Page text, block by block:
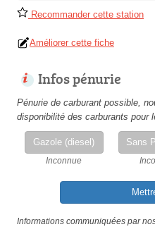
Recommander cette station
Améliorer cette fiche
Infos pénurie
Pénurie de carburant possible,
disponibilité des carburants pour
Gazole (diesel)
Inconnue
Sans
Informations communiquées par